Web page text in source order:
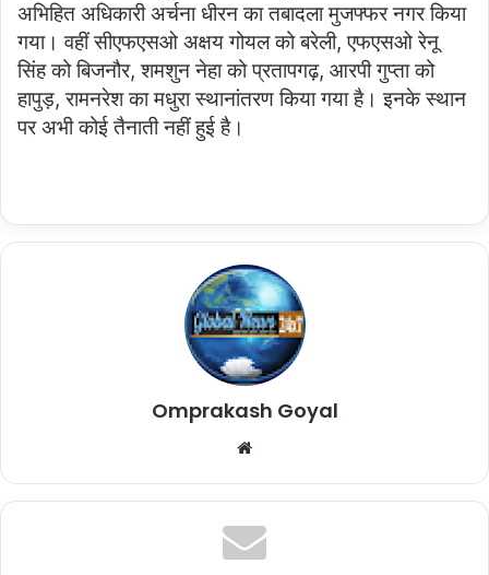
अभिहित अधिकारी अर्चना धीरन का तबादला मुजफ्फर नगर किया
गया। वहीं सीएफएसओ अक्षय गोयल को बरेली, एफएसओ रेनू
सिंह को बिजनौर, शमशुन नेहा को प्रतापगढ़, आरपी गुप्ता को
हापुड़, रामनरेश का मधुरा स्थानांतरण किया गया है। इनके स्थान
पर अभी कोई तैनाती नहीं हुई है।
Omprakash Goyal
Website